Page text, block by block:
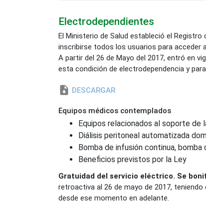
Electrodependientes
El Ministerio de Salud estableció el Registro
inscribirse todos los usuarios para acceder
A partir del 26 de Mayo del 2017, entró en
esta condición de electrodependencia y
DESCARGAR
Equipos médicos contemplados
Equipos relacionados al soporte de
Diálisis peritoneal automatizada
Bomba de infusión continua,
Beneficios previstos por la Ley
Gratuidad del servicio eléctrico. Se
retroactiva al 26 de mayo de 2017,
desde ese momento en adelante.